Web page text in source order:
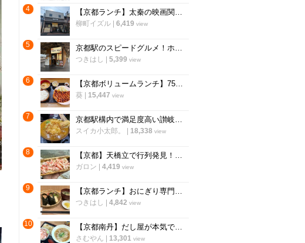
4 【京都ランチ】太秦の映画関係者御用達、老舗お食事処「美濃屋」
柳町イズル| 6,419 view
5 京都駅のスピードグルメ！ホームの侮れない立ち食いそば 早朝から営業「麺家 京都 上がも」
つきはし 5,399 view
6 【京都ボリュームランチ】750円でこの量は事件！学生街の名食堂で「チキンカツ」を食らう
葵 15,447 view
7 京都駅構内で満足度高い讃岐うどん！もっと早く来れば良かった「つくもうどん」
スイカ小太郎。 18,338 view
8 【京都】天橋立で行列発見！限定の贅沢かにめし弁当がまさかの1500円「はしだて物産」
ガロン 4,419 view
9 【京都ランチ】おにぎり専門店の唐揚げ付のセットが人気「成いち」
つきはし 4,842 view
10 【京都南丹】だし屋が本気で作ったうどん屋『ウドンゴヤ』で味わう極旨うどん
さむやん 13,301 view